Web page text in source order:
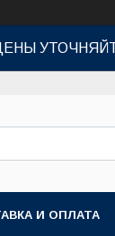
И ОПЛАТА